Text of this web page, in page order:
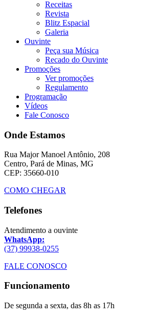
Receitas
Revista
Blitz Espacial
Galeria
Ouvinte
Peça sua Música
Recado do Ouvinte
Promoções
Ver promoções
Regulamento
Programação
Vídeos
Fale Conosco
Onde Estamos
Rua Major Manoel Antônio, 208
Centro, Pará de Minas, MG
CEP: 35660-010
COMO CHEGAR
Telefones
Atendimento a ouvinte
WhatsApp:
(37) 99938-0255
FALE CONOSCO
Funcionamento
De segunda a sexta, das 8h as 17h